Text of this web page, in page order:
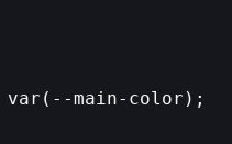
main-color);